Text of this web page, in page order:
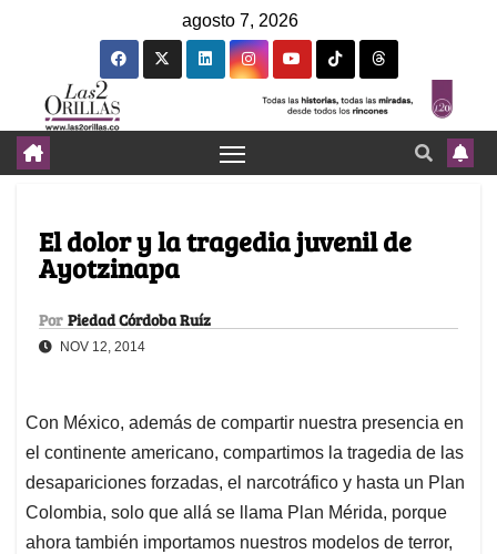
agosto 7, 2026
El dolor y la tragedia juvenil de
Ayotzinapa
Por Piedad Córdoba Ruíz
NOV 12, 2014
Con México, además de compartir nuestra presencia en
el continente americano, compartimos la tragedia de las
desapariciones forzadas, el narcotráfico y hasta un Plan
Colombia, solo que allá se llama Plan Mérida, porque
ahora también importamos nuestros modelos de terror,